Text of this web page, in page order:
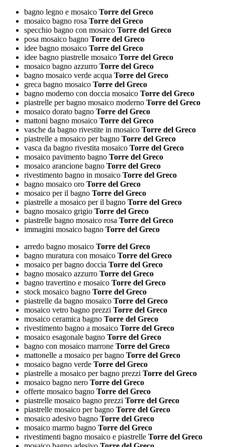
bagno legno e mosaico Torre del Greco
mosaico bagno rosa Torre del Greco
specchio bagno con mosaico Torre del Greco
posa mosaico bagno Torre del Greco
idee bagno mosaico Torre del Greco
idee bagno piastrelle mosaico Torre del Greco
mosaico bagno azzurro Torre del Greco
bagno mosaico verde acqua Torre del Greco
greca bagno mosaico Torre del Greco
bagno moderno con doccia mosaico Torre del Greco
piastrelle per bagno mosaico moderno Torre del Greco
mosaico dorato bagno Torre del Greco
mattoni bagno mosaico Torre del Greco
vasche da bagno rivestite in mosaico Torre del Greco
piastrelle a mosaico per bagno Torre del Greco
vasca da bagno rivestita mosaico Torre del Greco
mosaico pavimento bagno Torre del Greco
mosaico arancione bagno Torre del Greco
rivestimento bagno in mosaico Torre del Greco
bagno mosaico oro Torre del Greco
mosaico per il bagno Torre del Greco
piastrelle a mosaico per il bagno Torre del Greco
bagno mosaico grigio Torre del Greco
piastrelle bagno mosaico rosa Torre del Greco
immagini mosaico bagno Torre del Greco
arredo bagno mosaico Torre del Greco
bagno muratura con mosaico Torre del Greco
mosaico per bagno doccia Torre del Greco
bagno mosaico azzurro Torre del Greco
bagno travertino e mosaico Torre del Greco
stock mosaico bagno Torre del Greco
piastrelle da bagno mosaico Torre del Greco
mosaico vetro bagno prezzi Torre del Greco
mosaico ceramica bagno Torre del Greco
rivestimento bagno a mosaico Torre del Greco
mosaico esagonale bagno Torre del Greco
bagno con mosaico marrone Torre del Greco
mattonelle a mosaico per bagno Torre del Greco
mosaico bagno verde Torre del Greco
piastrelle a mosaico per bagno prezzi Torre del Greco
mosaico bagno nero Torre del Greco
offerte mosaico bagno Torre del Greco
piastrelle mosaico bagno prezzi Torre del Greco
piastrelle mosaico per bagno Torre del Greco
mosaico adesivo bagno Torre del Greco
mosaico marmo bagno Torre del Greco
rivestimenti bagno mosaico e piastrelle Torre del Greco